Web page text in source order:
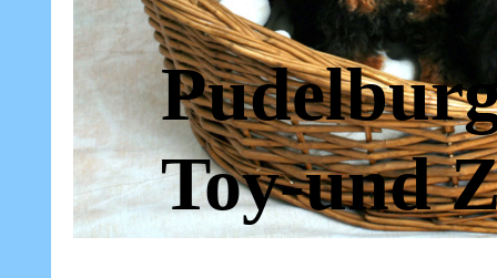
Toy-und